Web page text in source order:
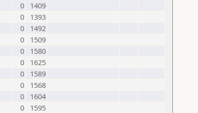
0
1409
0
1393
0
1492
0
1509
0
1580
0
1625
0
1589
0
1568
0
1604
0
1595